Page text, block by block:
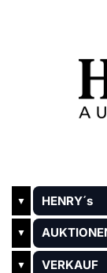
▼ HENRY´s
▼
▼ VERKAUF